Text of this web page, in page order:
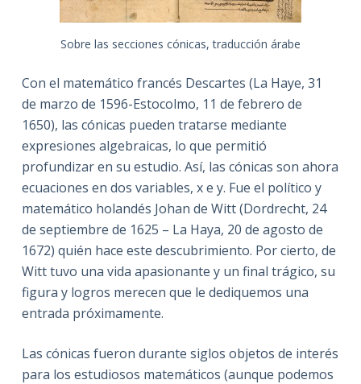
Sobre las secciones cónicas, traducción árabe
Con el matemático francés Descartes (La Haye, 31
de marzo de 1596-Estocolmo, 11 de febrero de
1650), las cónicas pueden tratarse mediante
expresiones algebraicas, lo que permitió
profundizar en su estudio. Así, las cónicas son ahora
ecuaciones en dos variables, x e y. Fue el político y
matemático holandés Johan de Witt (Dordrecht, 24
de septiembre de 1625 – La Haya, 20 de agosto de
1672) quién hace este descubrimiento. Por cierto, de
Witt tuvo una vida apasionante y un final trágico, su
figura y logros merecen que le dediquemos una
entrada próximamente.
Las cónicas fueron durante siglos objetos de interés
para los estudiosos matemáticos (aunque podemos